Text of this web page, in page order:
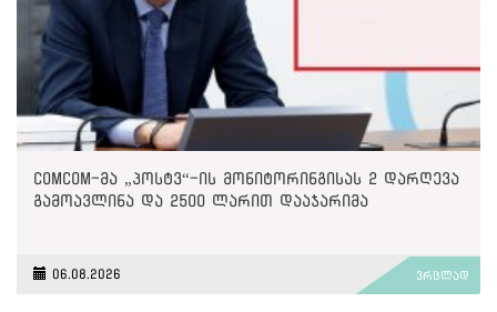
ComCom-მა „პოსტვ“-ის მონიტორინგისას 2 დარღევა
გამოავლინა და 2500 ლარით დააჯარიმა
06.08.2026 ვრცლად